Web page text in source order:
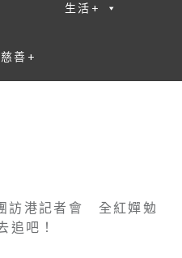
生活+
慈善+